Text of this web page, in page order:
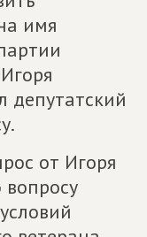
имя
депутатский
от Игоря